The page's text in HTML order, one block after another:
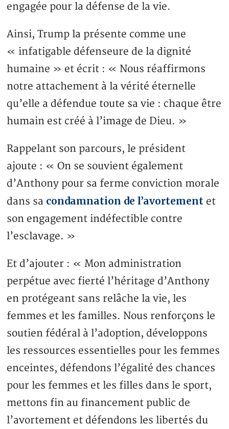
engagée pour la défense de la vie.
Ainsi, Trump la présente comme une
« infatigable défenseure de la dignité
humaine » et écrit : « Nous réaffirmons
notre attachement à la vérité éternelle
qu’elle a défendue toute sa vie : chaque être
humain est créé à l’image de Dieu. »
Rappelant son parcours, le président
ajoute : « On se souvient également
d’Anthony pour sa ferme conviction morale
dans sa condamnation de l’avortement et
son engagement indéfectible contre
l’esclavage. »
Et d’ajouter : « Mon administration
perpétue avec fierté l’héritage d’Anthony
en protégeant sans relâche la vie, les
femmes et les familles. Nous renforçons le
soutien fédéral à l’adoption, développons
les ressources essentielles pour les femmes
enceintes, défendons l’égalité des chances
pour les femmes et les filles dans le sport,
mettons fin au financement public de
l’avortement et défendons les libertés du